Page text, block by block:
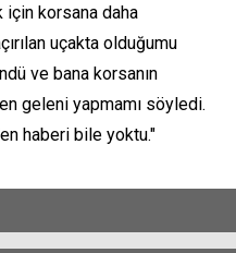
için korsana daha
uçakta olduğumu
ve bana korsanın
geleni yapmamı söyledi.
haberi bile yoktu."